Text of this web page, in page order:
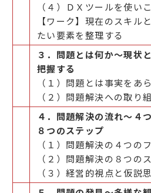
（４）ＤＸツールを使い
【ワーク】現在のスキル
たい要素を整理する
３．問題とは何か～現状
把握する
（１）問題とは事実をあ
（２）問題解決への取り
４．問題解決の流れ～４
８つのステップ
（１）問題解決の４つの
（２）問題解決の８つの
（３）経営的視点と仮説